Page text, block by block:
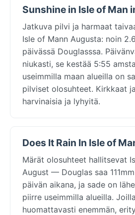
Sunshine in Isle of Man
Jatkuva pilvi ja harmaat
Isle of Mann Augusta: noin
päivässä Douglasssa.
niukasti, se kestää 5:55
useimmilla maan alueilla on
pilviset olosuhteet. Kirkkaat
harvinaisia ja lyhyitä.
Does It Rain In Isle of
Märät olosuhteet hallitsevat
August — Douglas saa
päivän aikana, ja sade on
piirre useimmilla alueilla.
huomattavasti enemmän,